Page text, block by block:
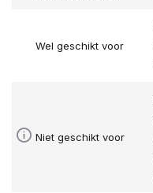
Wel geschikt voor
Niet geschikt voor